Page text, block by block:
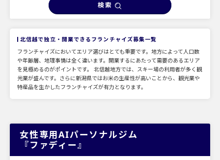
検索
北信越で独立・開業できるフランチャイズ募集一覧
フランチャイズにおいてエリア選びはとても重要です。地方によって人口数
や年齢層、地理事情は全く違います。開業するにあたって需要のあるエリア
を見極めるのがポイントです。 北信越地方では、スキー場の利用者が多く観
光業が盛んです。さらに新潟県ではお米の生産性が高いことから、観光業や
特産品を生かしたフランチャイズが有力となります。
女性専用AIパーソナルジム
『ファディー』